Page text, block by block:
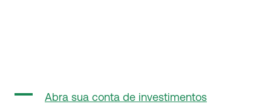
Abra sua conta de investimentos